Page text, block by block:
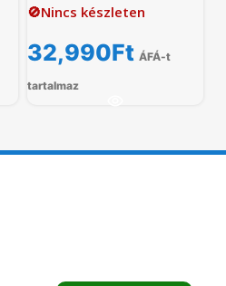
🚫Nincs készleten
32,990Ft ÁFÁ-t
tartalmaz